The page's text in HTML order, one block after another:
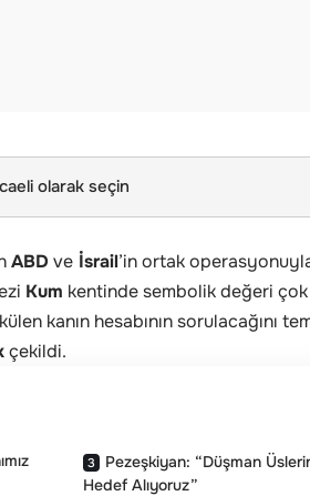
olarak seçin
ABD ve İsrail’in ortak
Kum kentinde sembolik değeri
kanın hesabının sorulacağını
çekildi.
Pezeşkiyan: “Düşman
Hedef Alıyoruz”